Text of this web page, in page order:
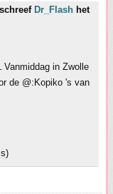
schreef Dr_Flash het
Vanmiddag in Zwolle
de @:Kopiko 's van